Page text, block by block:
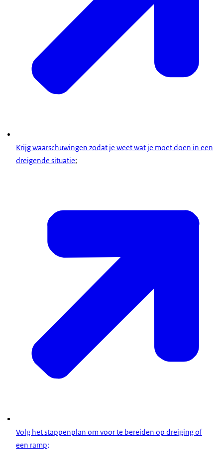
Krijg waarschuwingen zodat je weet wat je moet doen in een
dreigende situatie;
Volg het stappenplan om voor te bereiden op dreiging of
een ramp;